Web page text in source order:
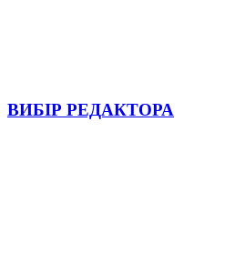
ВИБІР РЕДАКТОРА